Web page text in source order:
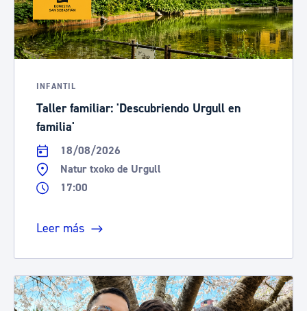
INFANTIL
Taller familiar: 'Descubriendo Urgull en
familia'
18/08/2026
Natur txoko de Urgull
17:00
Leer más